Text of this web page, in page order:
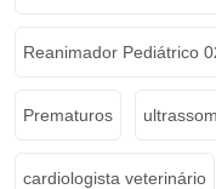
Reanimador Pediátrico
Prematuros
cardiologista veterinário